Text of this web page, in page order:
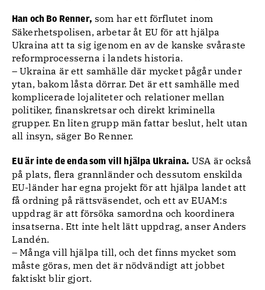
Han och Bo Renner, som har ett förflutet inom
Säkerhetspolisen, arbetar åt EU för att hjälpa
Ukraina att ta sig igenom en av de kanske svåraste
reformprocesserna i landets historia.
– Ukraina är ett samhälle där mycket pågår under
ytan, bakom låsta dörrar. Det är ett samhälle med
komplicerade lojaliteter och relationer mellan
politiker, finanskretsar och direkt kriminella
grupper. En liten grupp män fattar beslut, helt utan
all insyn, säger Bo Renner.
EU är inte de enda som vill hjälpa Ukraina. USA är också
på plats, flera grannländer och dessutom enskilda
EU-länder har egna projekt för att hjälpa landet att
få ordning på rättsväsendet, och ett av EUAM:s
uppdrag är att försöka samordna och koordinera
insatserna. Ett inte helt lätt uppdrag, anser Anders
Landén.
– Många vill hjälpa till, och det finns mycket som
måste göras, men det är nödvändigt att jobbet
faktiskt blir gjort.